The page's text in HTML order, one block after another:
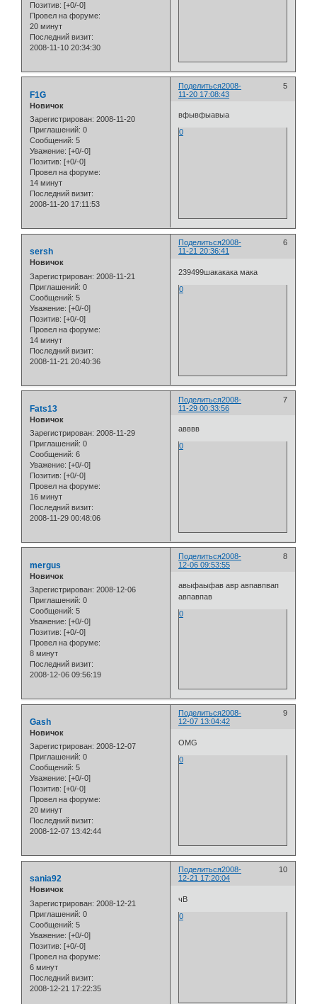
Позитив: [+0/-0]
Провел на форуме:
20 минут
Последний визит:
2008-11-10 20:34:30
Поделиться 5
2008-
11-20 17:08:43
F1G
Новичок
Зарегистрирован: 2008-11-20
Приглашений: 0
Сообщений: 5
Уважение: [+0/-0]
Позитив: [+0/-0]
Провел на форуме:
14 минут
Последний визит:
2008-11-20 17:11:53
вфывфыавыа
0
Поделиться 6
2008-
11-21 20:36:41
sersh
Новичок
Зарегистрирован: 2008-11-21
Приглашений: 0
Сообщений: 5
Уважение: [+0/-0]
Позитив: [+0/-0]
Провел на форуме:
14 минут
Последний визит:
2008-11-21 20:40:36
239499шакакака мака
0
Поделиться 7
2008-
11-29 00:33:56
Fats13
Новичок
Зарегистрирован: 2008-11-29
Приглашений: 0
Сообщений: 6
Уважение: [+0/-0]
Позитив: [+0/-0]
Провел на форуме:
16 минут
Последний визит:
2008-11-29 00:48:06
авввв
0
Поделиться 8
2008-
12-06 09:53:55
mergus
Новичок
Зарегистрирован: 2008-12-06
Приглашений: 0
Сообщений: 5
Уважение: [+0/-0]
Позитив: [+0/-0]
Провел на форуме:
8 минут
Последний визит:
2008-12-06 09:56:19
авыфаыфав авр авпавпвап
авпавпав
0
Поделиться 9
2008-
12-07 13:04:42
Gash
Новичок
Зарегистрирован: 2008-12-07
Приглашений: 0
Сообщений: 5
Уважение: [+0/-0]
Позитив: [+0/-0]
Провел на форуме:
20 минут
Последний визит:
2008-12-07 13:42:44
OMG
0
Поделиться 10
2008-
12-21 17:20:04
sania92
Новичок
Зарегистрирован: 2008-12-21
Приглашений: 0
Сообщений: 5
Уважение: [+0/-0]
Позитив: [+0/-0]
Провел на форуме:
6 минут
Последний визит:
2008-12-21 17:22:35
чВ
0